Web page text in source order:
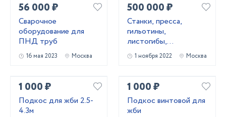
56 000 ₽
Сварочное
оборудование для
ПНД труб
16 мая 2023 Москва
500 000 ₽
Станки, пресса,
гильотины,
листогибы,
трубогибы, вальцы,
молоты
1 ноября 2022 Москва
1 000 ₽
Подкос для жби 2.5-
4.3м
1 000 ₽
Подкос винтовой для
жби